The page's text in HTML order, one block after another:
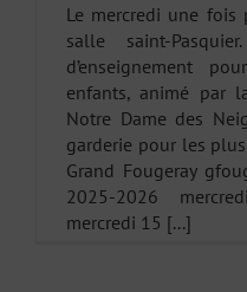
Le mercredi une
salle saint-
d’enseignement
enfants, animé par
Notre Dame des
garderie pour les
Grand Fougeray
2025-2026
mercredi 15 [...]